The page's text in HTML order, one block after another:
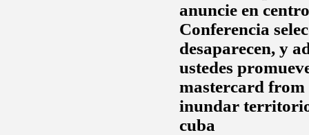
anuncie en
Conferencia
desaparecen, y
ustedes
mastercard from
inundar
cuba